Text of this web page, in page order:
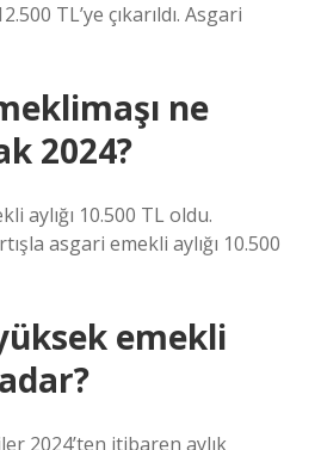
TL’ye çıkarıldı. Asgari
ne
2024?
aylığı 10.500 TL oldu.
asgari emekli aylığı 10.500
emekli
2024’ten itibaren aylık